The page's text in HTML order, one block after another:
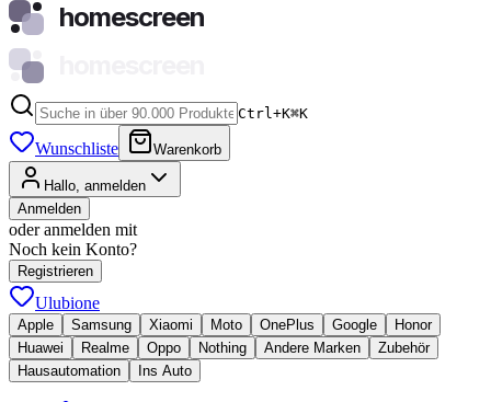
homescreen
Ctrl+K⌘K
Wunschliste Warenkorb
Hallo, anmelden
Anmelden
oder anmelden mit
Noch kein Konto?
Registrieren
Ulubione
Apple Samsung Xiaomi Moto OnePlus Google
Honor
Huawei
Realme Oppo Nothing Andere Marken
Zubehör
Hausautomation
Ins Auto